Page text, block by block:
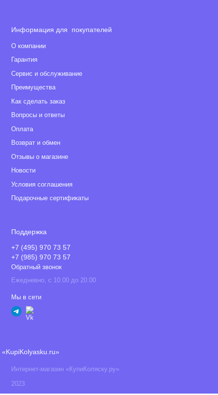
Информация для покупателей
О компании
Гарантия
Сервис и обслуживание
Преимущества
Как сделать заказ
Вопросы и ответы
Оплата
Возврат и обмен
Отзывы о магазине
Новости
Условия соглашения
Подарочные сертификаты
Поддержка
+7 (495) 970 73 57
+7 (985) 970 73 57
Обратный звонок
Ежедневно, с 10.00 до 20.00
Мы в сети
«KupiKolyasku.ru»
Интернет-магазин «КупиКоляску.ру»
2023